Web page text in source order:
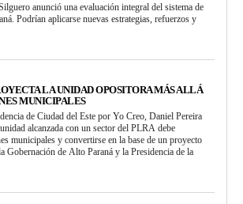
anunció una evaluación integral del sistema de
Podrían aplicarse nuevas estrategias, refuerzos y
LA UNIDAD OPOSITORA MÁS ALLÁ
MUNICIPALES
de Ciudad del Este por Yo Creo, Daniel Pereira
alcanzada con un sector del PLRA debe
municipales y convertirse en la base de un proyecto
Gobernación de Alto Paraná y la Presidencia de la